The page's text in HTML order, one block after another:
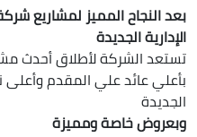
الإدارية الجديدة
تستعد الشركة لأطلاق أحدث
بأعلي عائد علي المقدم
الجديدة
وبعروض خاصة ومميزة